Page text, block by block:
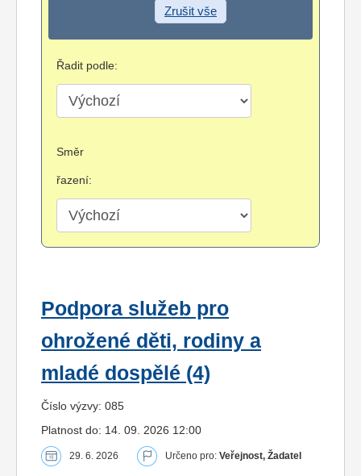
Zrušit vše
Řadit podle:
Směr
řazení:
Podpora služeb pro
ohrožené děti, rodiny a
mladé dospělé (4)
Číslo výzvy: 085
Platnost do: 14. 09. 2026 12:00
29. 6. 2026 Určeno pro: Veřejnost, Žadatel